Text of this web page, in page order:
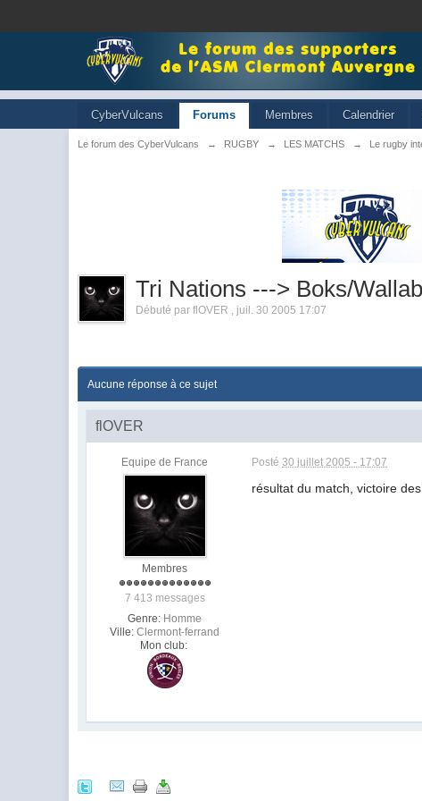
CyberVulcans Forums Membres Calendrier
Le forum des CyberVulcans → RUGBY → LES MATCHS → Le rugby
Tri Nations ---> Boks/
Débuté parflOVER , juil. 30 2005 17:07
Aucune réponse à ce sujet
flOVER
Equipe de France
Membres
7 413 messages
Genre: Homme
Ville: Clermont-ferrand
Mon club:
Posté30 juillet 2005 - 17:07
résultat du match, victoire